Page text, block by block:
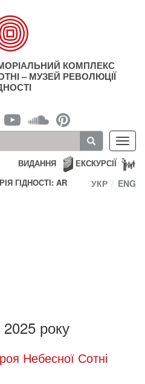
КОМПЛЕКС
– МУЗЕЙ РЕВОЛЮЦІЇ
ЕКСКУРСІЇ
ВИДАННЯ
ГІДНОСТІ: AR
УКР ENG
року
Небесної Сотні